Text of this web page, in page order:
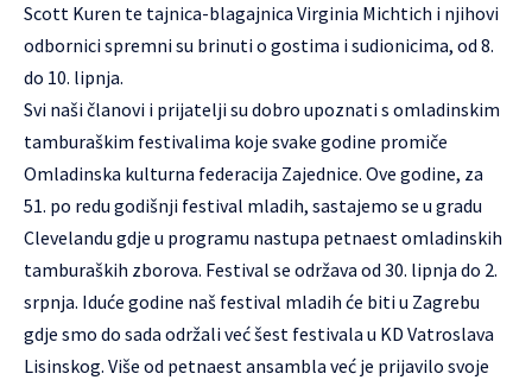
Scott Kuren te tajnica-blagajnica Virginia Michtich i njihovi
odbornici spremni su brinuti o gostima i sudionicima, od 8.
do 10. lipnja.
Svi naši članovi i prijatelji su dobro upoznati s omladinskim
tamburaškim festivalima koje svake godine promiče
Omladinska kulturna federacija Zajednice. Ove godine, za
51. po redu godišnji festival mladih, sastajemo se u gradu
Clevelandu gdje u programu nastupa petnaest omladinskih
tamburaških zborova. Festival se održava od 30. lipnja do 2.
srpnja. Iduće godine naš festival mladih će biti u Zagrebu
gdje smo do sada održali već šest festivala u KD Vatroslava
Lisinskog. Više od petnaest ansambla već je prijavilo svoje